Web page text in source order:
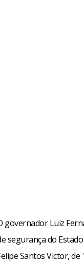
governador Luiz
segurança do
Santos Victor,